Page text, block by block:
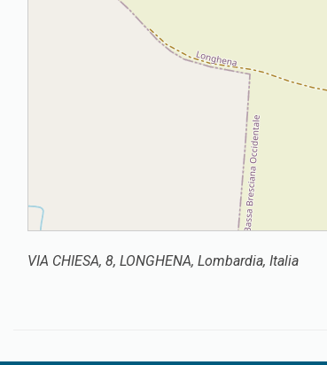
VIA CHIESA, 8, LONGHENA, Lombardia, Italia